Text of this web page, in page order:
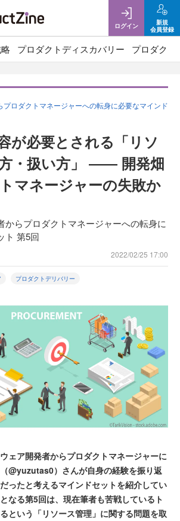
ログイン
新規
会員登録
プロダクトディスカバリー プロダクト
プロダクトマネージャーへの転身に必要なマインド
が必要とされる「リソ
・扱い方」 ―― 開発畑
マネージャーの失敗か
からプロダクトマネージャーへの転身に
ト 第5回
2022/02/25 17:00
プロダクトデリバリー
ェア開発者からプロダクトマネージャーに
@yuzutas0）さんが自身の経験を振り返
ったと考えるマインドセットを紹介してい
なる第5回は、現在筆者も苦戦しているト
という「リソース管理」に関する問題を取